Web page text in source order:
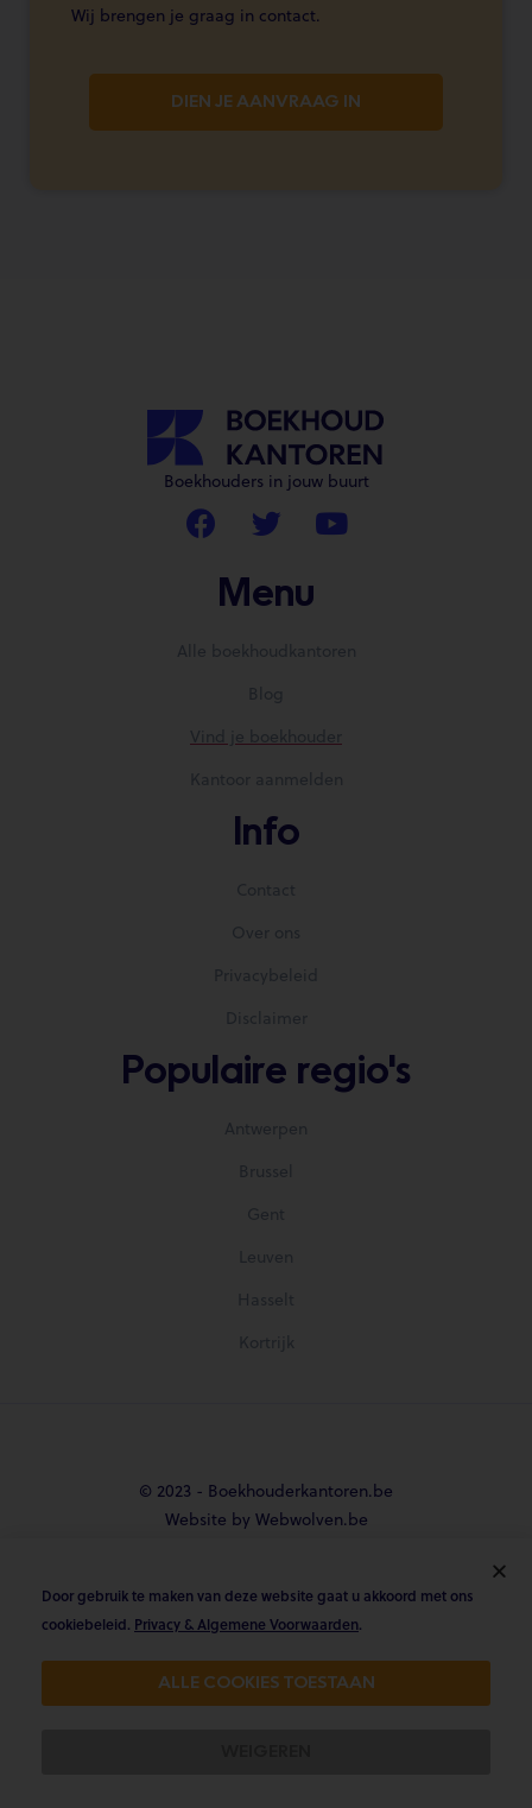
Wij brengen je graag in contact.
DIEN JE AANVRAAG IN
Boekhouders in jouw buurt
Menu
Alle boekhoudkantoren
Blog
Vind je boekhouder
Kantoor aanmelden
Info
Contact
Over ons
Privacybeleid
Disclaimer
Populaire regio's
Antwerpen
Brussel
Gent
Leuven
Hasselt
Kortrijk
© 2023 - Boekhouderkantoren.be
Website by Webwolven.be
  
Gemiddelde klantbeoordeling
4.8/5 op Trustpilot & 4.9/5 op google
Door gebruik te maken van deze website gaat u akkoord met ons
cookiebeleid. Privacy & Algemene Voorwaarden.
ALLE COOKIES TOESTAAN